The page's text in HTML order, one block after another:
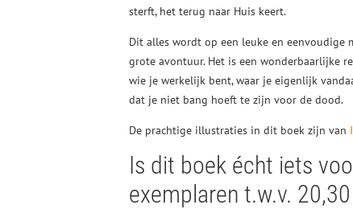
sterft, het terug naar Huis keert.
Dit alles wordt op een leuke en eenvoudige
grote avontuur. Het is een wonderbaarlijke
wie je werkelijk bent, waar je eigenlijk
dat je niet bang hoeft te zijn voor de dood.
De prachtige illustraties in dit boek zijn van
Is dit boek écht iets
exemplaren t.w.v.